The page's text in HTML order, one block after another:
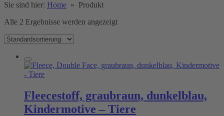
Sie sind hier: Home » Produkt
Alle 2 Ergebnisse werden angezeigt
Fleecestoff, graubraun, dunkelblau,
Kindermotive – Tiere